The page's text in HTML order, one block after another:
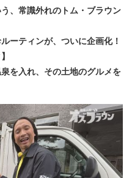
、常識外れのトム・ブラウン
ーティンが、ついに企画化！
を入れ、その土地のグルメを